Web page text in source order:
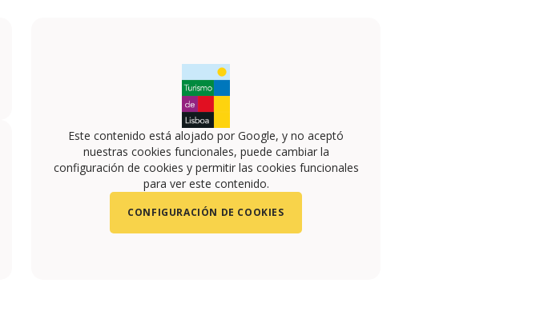
Este contenido está alojado por Google, y no aceptó
nuestras cookies funcionales, puede cambiar la
configuración de cookies y permitir las cookies funcionales
para ver este contenido.
CONFIGURACIÓN DE COOKIES